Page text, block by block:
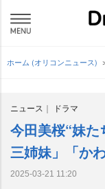
ホーム (オリコンニュース)
ニュース ドラマ
今田美桜“妹
三姉妹」「か
2025-03-21 11:20